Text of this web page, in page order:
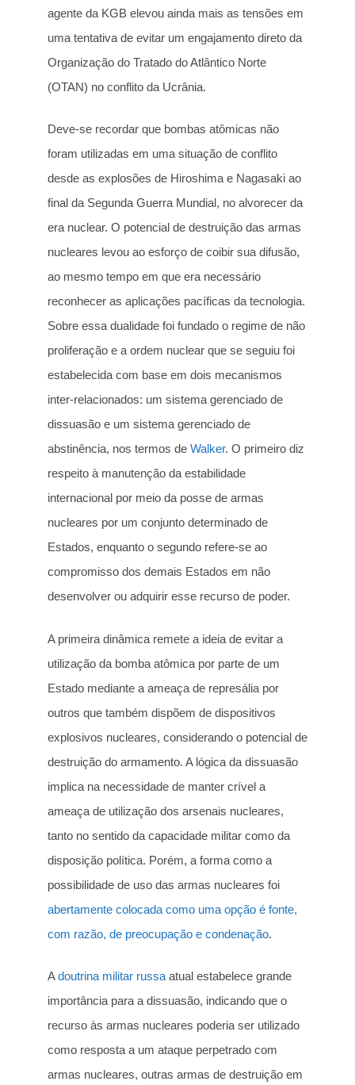
agente da KGB elevou ainda mais as tensões em
uma tentativa de evitar um engajamento direto da
Organização do Tratado do Atlântico Norte
(OTAN) no conflito da Ucrânia.
Deve-se recordar que bombas atômicas não
foram utilizadas em uma situação de conflito
desde as explosões de Hiroshima e Nagasaki ao
final da Segunda Guerra Mundial, no alvorecer da
era nuclear. O potencial de destruição das armas
nucleares levou ao esforço de coibir sua difusão,
ao mesmo tempo em que era necessário
reconhecer as aplicações pacíficas da tecnologia.
Sobre essa dualidade foi fundado o regime de não
proliferação e a ordem nuclear que se seguiu foi
estabelecida com base em dois mecanismos
inter-relacionados: um sistema gerenciado de
dissuasão e um sistema gerenciado de
abstinência, nos termos de Walker. O primeiro diz
respeito à manutenção da estabilidade
internacional por meio da posse de armas
nucleares por um conjunto determinado de
Estados, enquanto o segundo refere-se ao
compromisso dos demais Estados em não
desenvolver ou adquirir esse recurso de poder.
A primeira dinâmica remete a ideia de evitar a
utilização da bomba atômica por parte de um
Estado mediante a ameaça de represália por
outros que também dispõem de dispositivos
explosivos nucleares, considerando o potencial de
destruição do armamento. A lógica da dissuasão
implica na necessidade de manter crível a
ameaça de utilização dos arsenais nucleares,
tanto no sentido da capacidade militar como da
disposição política. Porém, a forma como a
possibilidade de uso das armas nucleares foi
abertamente colocada como uma opção é fonte,
com razão, de preocupação e condenação.
Adoutrina militar russa atual estabelece grande
importância para a dissuasão, indicando que o
recurso às armas nucleares poderia ser utilizado
como resposta a um ataque perpetrado com
armas nucleares, outras armas de destruição em